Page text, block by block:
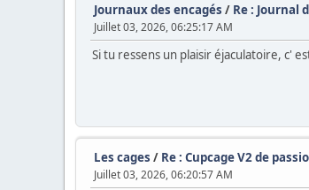
Journaux des encagés / Re : Journal
Juillet 03, 2026, 06:25:17 AM
Si tu ressens un plaisir éjaculatoire, c'
Les cages / Re : Cupcage V2 de
Juillet 03, 2026, 06:20:57 AM